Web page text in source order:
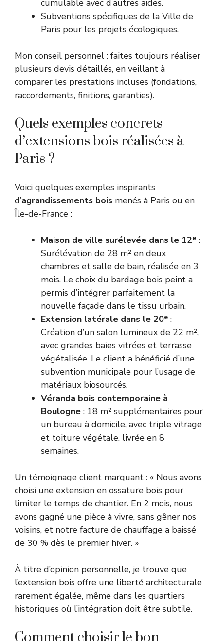
cumulable avec d’autres aides.
Subventions spécifiques de la Ville de
Paris pour les projets écologiques.
Mon conseil personnel : faites toujours réaliser
plusieurs devis détaillés, en veillant à
comparer les prestations incluses (fondations,
raccordements, finitions, garanties).
Quels exemples concrets
d’extensions bois réalisées à
Paris ?
Voici quelques exemples inspirants
d’agrandissements bois menés à Paris ou en
Île-de-France :
Maison de ville surélevée dans le 12e :
Surélévation de 28 m² en deux
chambres et salle de bain, réalisée en 3
mois. Le choix du bardage bois peint a
permis d’intégrer parfaitement la
nouvelle façade dans le tissu urbain.
Extension latérale dans le 20e :
Création d’un salon lumineux de 22 m²,
avec grandes baies vitrées et terrasse
végétalisée. Le client a bénéficié d’une
subvention municipale pour l’usage de
matériaux biosourcés.
Véranda bois contemporaine à
Boulogne : 18 m² supplémentaires pour
un bureau à domicile, avec triple vitrage
et toiture végétale, livrée en 8
semaines.
Un témoignage client marquant : « Nous avons
choisi une extension en ossature bois pour
limiter le temps de chantier. En 2 mois, nous
avons gagné une pièce à vivre, sans gêner nos
voisins, et notre facture de chauffage a baissé
de 30 % dès le premier hiver. »
À titre d’opinion personnelle, je trouve que
l’extension bois offre une liberté architecturale
rarement égalée, même dans les quartiers
historiques où l’intégration doit être subtile.
Comment choisir le bon